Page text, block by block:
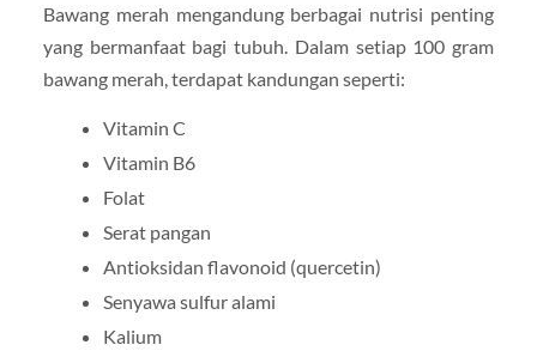
Bawang merah mengandung berbagai nutrisi penting
yang bermanfaat bagi tubuh. Dalam setiap 100 gram
bawang merah, terdapat kandungan seperti:
Vitamin C
Vitamin B6
Folat
Serat pangan
Antioksidan flavonoid (quercetin)
Senyawa sulfur alami
Kalium